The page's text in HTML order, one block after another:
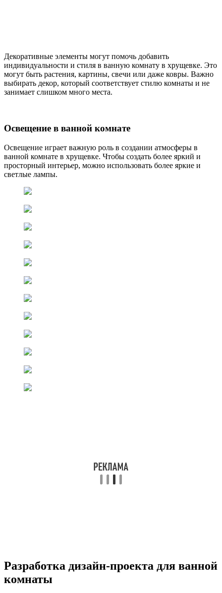
Декоративные элементы могут помочь добавить
индивидуальности и стиля в ванную комнату в хрущевке. Это
могут быть растения, картины, свечи или даже ковры. Важно
выбирать декор, который соответствует стилю комнаты и не
занимает слишком много места.
Освещение в ванной комнате
Освещение играет важную роль в создании атмосферы в
ванной комнате в хрущевке. Чтобы создать более яркий и
просторный интерьер, можно использовать более яркие и
светлые лампы.
Разработка дизайн-проекта для ванной
комнаты